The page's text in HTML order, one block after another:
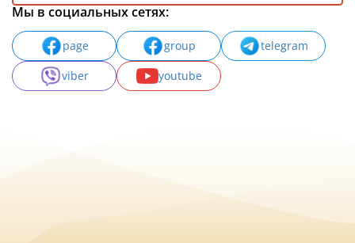
Мы в социальных сетях:
page group
telegram
viber
youtube